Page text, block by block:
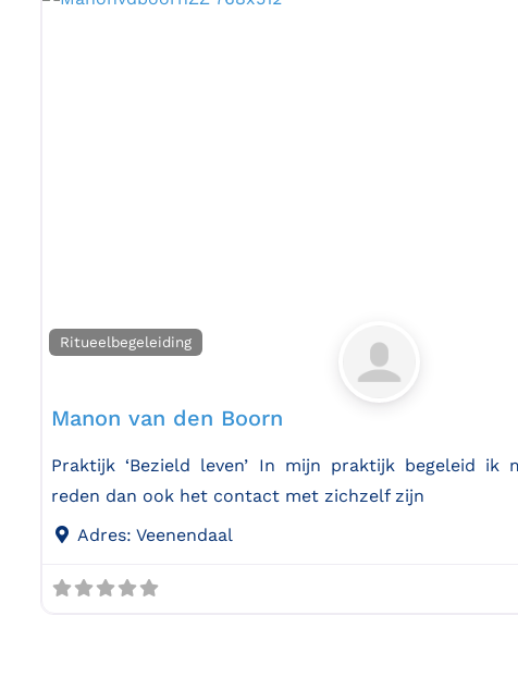
Ritueelbegeleiding
Manon van den Boorn
Praktijk ‘Bezield leven’ In mijn praktijk begeleid ik
reden dan ook het contact met zichzelf zijn
Adres: Veenendaal